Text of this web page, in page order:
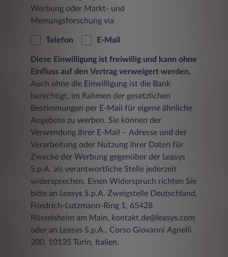
Werbung oder Markt- und
Meinungsforschung via
Telefon E-Mail
Diese Einwilligung ist freiwillig und kann ohne
Einfluss auf den Vertrag verweigert werden.
Auch ohne die Einwilligung ist die Bank
berechtigt, im Rahmen der gesetzlichen
Bestimmungen per E-Mail für eigene ähnliche
Angebote zu werben. Sie können der
Verwendung Ihrer E-Mail – Adresse und der
Verarbeitung oder Nutzung ihrer Daten für
Zwecke der Werbung gegenüber der Leasys
S.p.A. als verantwortliche Stelle jederzeit
widersprechen. Einen Widerspruch richten Sie
bitte an Leasys S.p.A. Zweigstelle Deutschland,
Friedrich-Lutzmann-Ring 1, 65428
Rüsselsheim am Main, kontakt.de@leasys.com
oder an Leasys S.p.A., Corso Giovanni Agnelli
200, 10135 Turin, Italien.